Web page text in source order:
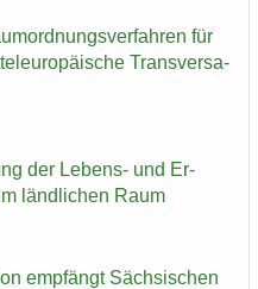
für
Trans­ver­sa­
der Lebens-​ und Er­
länd­li­chen Raum
emp­fängt Säch­si­schen